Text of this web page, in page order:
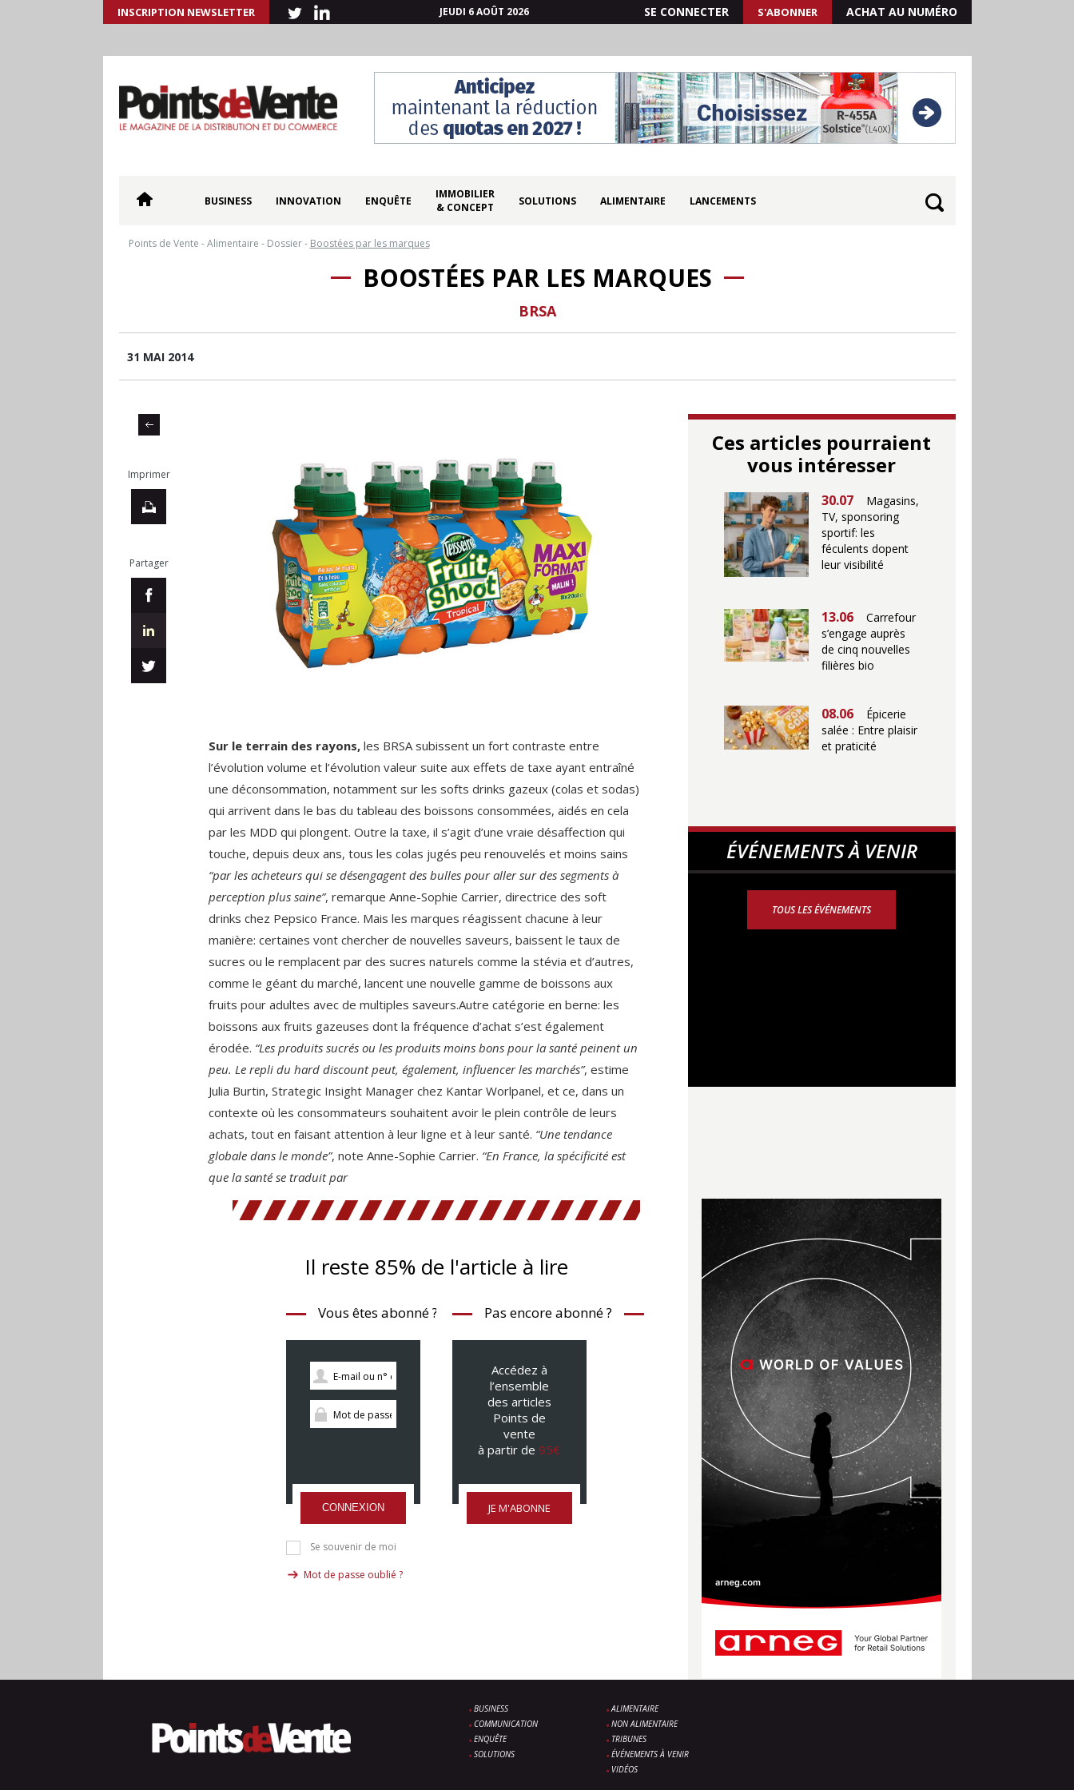
INSCRIPTION NEWSLETTER JEUDI 6 AOÛT 2026 SE CONNECTER S'ABONNER ACHAT AU NUMÉRO
BUSINESS INNOVATION ENQUÊTE
IMMOBILIER
& CONCEPT
SOLUTIONS ALIMENTAIRE LANCEMENTS
Points de Vente -Alimentaire - Dossier- Boostées par les marques
BOOSTÉES PAR LES MARQUES
BRSA
31 MAI 2014
Imprimer
Partager
Sur le terrain des rayons,les BRSA subissent un fort contraste entre
l’évolution volume et l’évolution valeur suite aux effets de taxe ayant entraîné
une déconsommation, notamment sur les softs drinks gazeux (colas et sodas)
qui arrivent dans le bas du tableau des boissons consommées, aidés en cela
par les MDD qui plongent. Outre la taxe, il s’agit d’une vraie désaffection qui
touche, depuis deux ans, tous les colas jugés peu renouvelés et moins sains
“par les acheteurs qui se désengagent des bulles pour aller sur des segments à
perception plus saine”, remarque Anne-Sophie Carrier, directrice des soft
drinks chez Pepsico France. Mais les marques réagissent chacune à leur
manière: certaines vont chercher de nouvelles saveurs, baissent le taux de
sucres ou le remplacent par des sucres naturels comme la stévia et d’autres,
comme le géant du marché, lancent une nouvelle gamme de boissons aux
fruits pour adultes avec de multiples saveurs.Autre catégorie en berne: les
boissons aux fruits gazeuses dont la fréquence d’achat s’est également
érodée. “Les produits sucrés ou les produits moins bons pour la santé peinent un
peu. Le repli du hard discount peut, également, influencer les marchés”, estime
Julia Burtin, Strategic Insight Manager chez Kantar Worlpanel, et ce, dans un
contexte où les consommateurs souhaitent avoir le plein contrôle de leurs
achats, tout en faisant attention à leur ligne et à leur santé. “Une tendance
globale dans le monde”, note Anne-Sophie Carrier. “En France, la spécificité est
que la santé se traduit par
Il reste 85% de l'article à lire
Vous êtes abonné ?
CONNEXION
Se souvenir de moi
Mot de passe oublié ?
Pas encore abonné ?
Accédez à
l’ensemble
des articles
Points de
vente
à partir de 95€
JE M'ABONNE
Ces articles pourraient
vous intéresser
30.07
Magasins,
TV, sponsoring
sportif: les
féculents dopent
leur visibilité
13.06
Carrefour
s’engage auprès
de cinq nouvelles
filières bio
08.06
Épicerie
salée : Entre plaisir
et praticité
ÉVÉNEMENTS À VENIR
TOUS LES ÉVÉNEMENTS
BUSINESS
COMMUNICATION
ENQUÊTE
SOLUTIONS
ALIMENTAIRE
NON ALIMENTAIRE
TRIBUNES
ÉVÉNEMENTS À VENIR
VIDÉOS